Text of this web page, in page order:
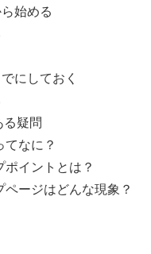
始める
にしておく
疑問
なに？
イントとは？
ージはどんな現象？